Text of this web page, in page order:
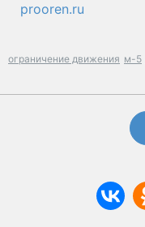
prooren.ru
ограничение движения м-5